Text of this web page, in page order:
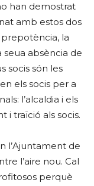
han demostrat
amb estos dos
la
seua absència de
socis són les
els socis per a
l’alcaldia i els
i traïció als socis.
l’Ajuntament de
l’aire nou. Cal
perquè